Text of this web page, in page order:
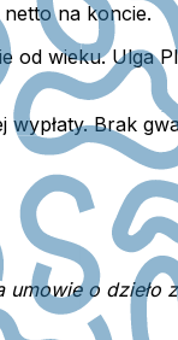
na koncie.
od wieku. Ulga
wypłaty. Brak
o dzieło